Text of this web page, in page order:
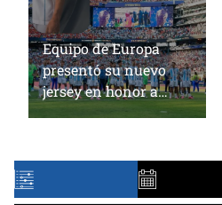
Equipo de Europa
presentó su nuevo
jersey en honor a
Argentina tras la